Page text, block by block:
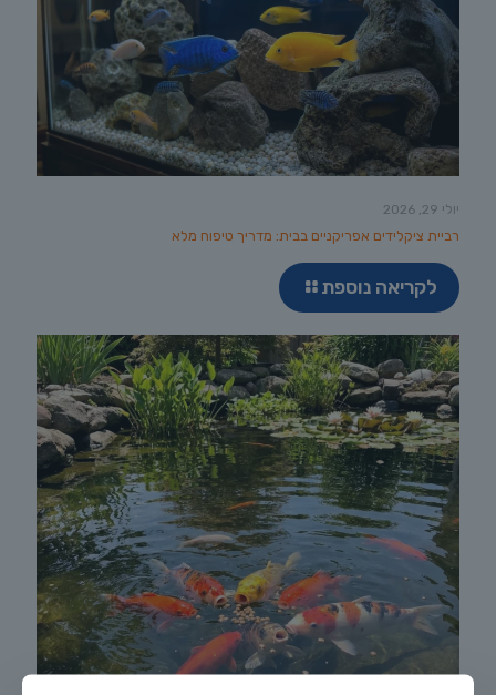
יולי 29, 2026
רביית ציקלידים אפריקניים בבית: מדריך טיפוח מלא
לקריאה נוספת